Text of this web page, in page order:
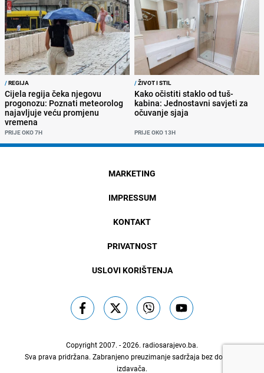
/REGIJA
Cijela regija čeka njegovu
progonozu: Poznati meteorolog
najavljuje veću promjenu
vremena
PRIJE OKO 7H
/ŽIVOT I STIL
Kako očistiti staklo od tuš-
kabina: Jednostavni savjeti za
očuvanje sjaja
PRIJE OKO 13H
MARKETING
IMPRESSUM
KONTAKT
PRIVATNOST
USLOVI KORIŠTENJA
Copyright 2007. - 2026. radiosarajevo.ba.
Sva prava pridržana. Zabranjeno preuzimanje sadržaja bez dozvole
izdavača.